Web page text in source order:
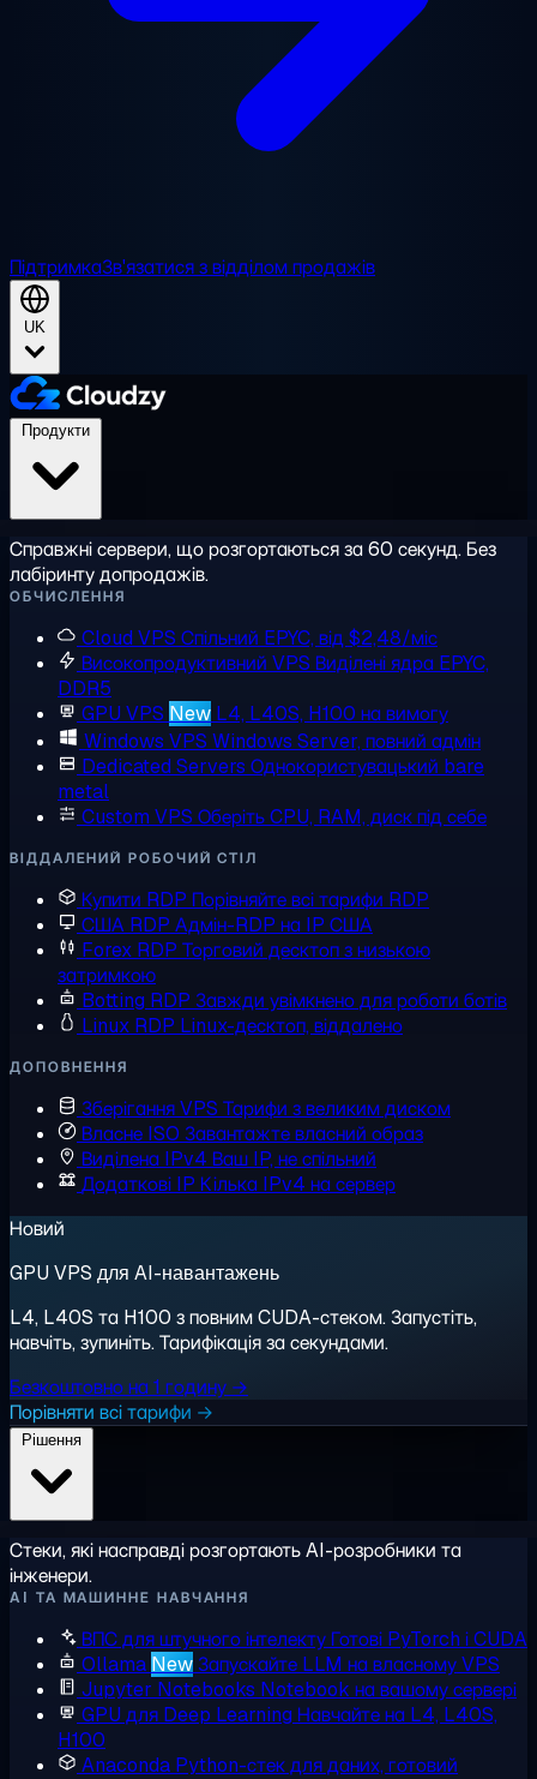
ПідтримкаЗв'язатися з відділом продажів
UK
Справжні сервери, що розгортаються за 60 секунд. Без
лабіринту допродажів.
ОБЧИСЛЕННЯ
Cloud VPS Спільний EPYC, від $2,48/міс
Високопродуктивний VPS Виділені ядра EPYC,
DDR5
GPU VPS New L4, L40S, H100 на вимогу
Windows VPS Windows Server, повний адмін
Dedicated Servers Однокористувацький bare
metal
Custom VPS Оберіть CPU, RAM, диск під себе
ВІДДАЛЕНИЙ РОБОЧИЙ СТІЛ
Купити RDP Порівняйте всі тарифи RDP
США RDP Адмін-RDP на IP США
Forex RDP Торговий десктоп з низькою
затримкою
Botting RDP Завжди увімкнено для роботи ботів
Linux RDP Linux-десктоп, віддалено
ДОПОВНЕННЯ
Зберігання VPS Тарифи з великим диском
Власне ISO Завантажте власний образ
Виділена IPv4 Ваш IP, не спільний
Додаткові IP Кілька IPv4 на сервер
Новий
GPU VPS для AI-навантажень
L4, L40S та H100 з повним CUDA-стеком. Запустіть,
навчіть, зупиніть. Тарифікація за секундами.
Безкоштовно на 1 годину →
Порівняти всі тарифи →
Стеки, які насправді розгортають AI-розробники та
інженери.
AI ТА МАШИННЕ НАВЧАННЯ
ВПС для штучного інтелектуГотові PyTorch і CUDA
Ollama NewЗапускайте LLM на власному VPS
Jupyter Notebooks Notebook на вашому сервері
GPU для Deep Learning Навчайте на L4, L40S,
H100
Anaconda Python-стек для даних, готовий